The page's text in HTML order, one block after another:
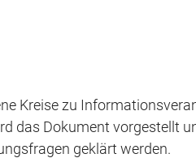
Kreise zu
das Dokument vorgestellt
geklärt werden.